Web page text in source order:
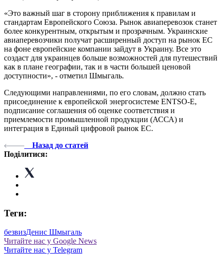
«Это важный шаг в сторону приближения к правилам и
стандартам Европейского Союза. Рынок авиаперевозок станет
более конкурентным, открытым и прозрачным. Украинские
авиаперевозчики получат расширенный доступ на рынок ЕС
на фоне европейские компании зайдут в Украину. Все это
создаст для украинцев больше возможностей для путешествий
как в плане географии, так и в части большей ценовой
доступности», - отметил Шмыгаль.
Следующими направлениями, по его словам, должно стать
присоединение к европейской энергосистеме ENTSO-E,
подписание соглашения об оценке соответствия и
приемлемости промышленной продукции (АССА) и
интеграция в Единый цифровой рынок ЕС.
Назад до статей
Поділитися:
Теги:
безвизДенис Шмыгаль
Читайте нас у Google News
Читайте нас у Telegram